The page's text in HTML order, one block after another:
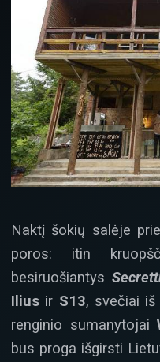
Naktį šokių salėje
poros: itin
besiruošiantys
Ilius ir S13, svečiai
renginio sumanytojai
bus proga išgirsti